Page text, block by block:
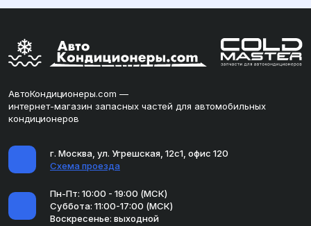
АвтоКондиционеры.com —
интернет-магазин запасных частей для автомобильных
кондиционеров
г. Москва, ул. Угрешская, 12с1, офис 120
Схема проезда
Пн-Пт: 10:00 - 19:00 (МСК)
Суббота: 11:00-17:00 (МСК)
Воскресенье: выходной